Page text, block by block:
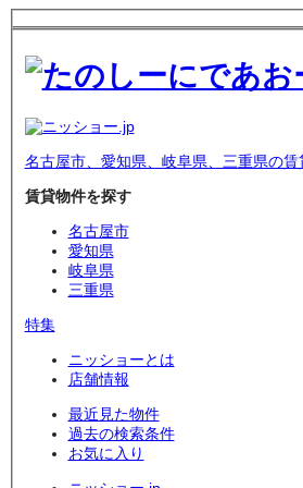
名古屋市、愛知県、岐阜県、三重県の
賃貸物件を探す
名古屋市
愛知県
岐阜県
三重県
特集
ニッショーとは
店舗情報
最近見た物件
過去の検索条件
お気に入り